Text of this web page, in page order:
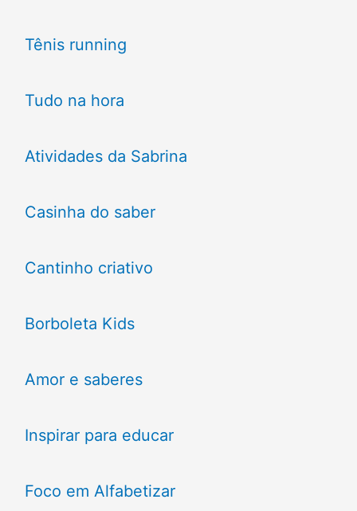
Tênis running
Tudo na hora
Atividades da Sabrina
Casinha do saber
Cantinho criativo
Borboleta Kids
Amor e saberes
Inspirar para educar
Foco em Alfabetizar